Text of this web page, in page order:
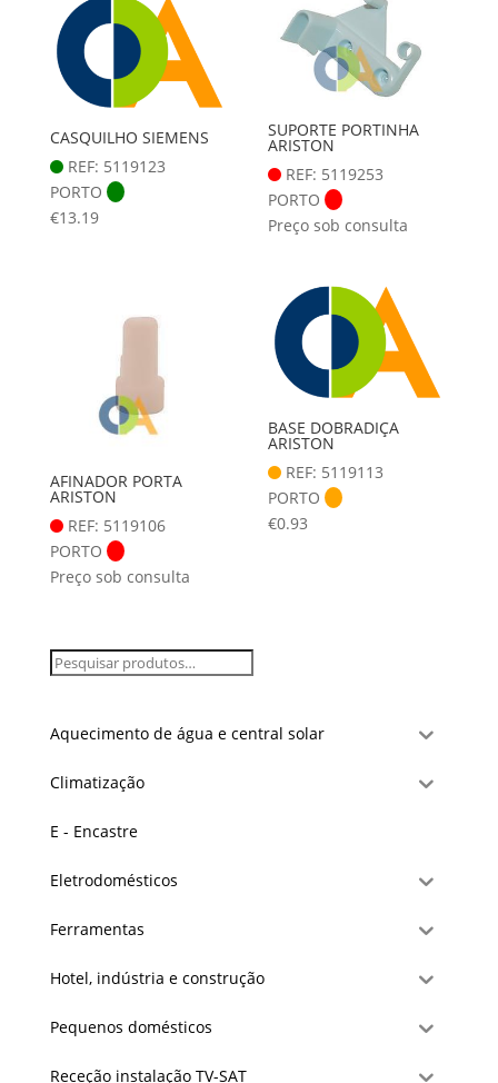
CASQUILHO SIEMENS
REF: 5119123
PORTO
€13.19
SUPORTE PORTINHA
ARISTON
REF: 5119253
PORTO
Preço sob consulta
AFINADOR PORTA
ARISTON
REF: 5119106
PORTO
Preço sob consulta
BASE DOBRADIÇA
ARISTON
REF: 5119113
PORTO
€0.93
Aquecimento de água e central solar
Climatização
E - Encastre
Eletrodomésticos
Ferramentas
Hotel, indústria e construção
Pequenos domésticos
Receção instalação TV-SAT